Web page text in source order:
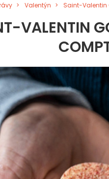
Valentýn Saint-Valentin
VALENTIN